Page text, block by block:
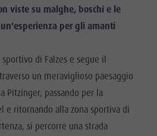
viste su malghe, boschi e le
per gli amanti
di Falzes e segue il
un meraviglioso paesaggio
Pitzinger, passando per la
e ritornando alla zona sportiva di
si percorre una strada